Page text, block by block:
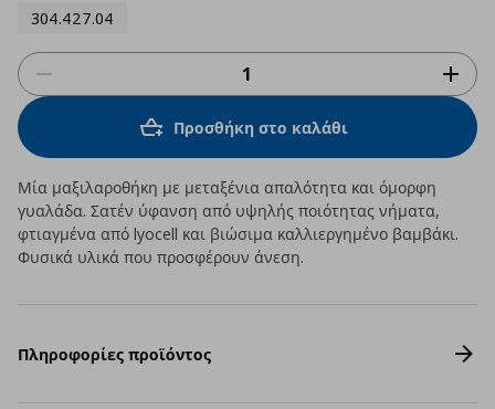
304.427.04
Προσθήκη στο καλάθι
Μία μαξιλαροθήκη με μεταξένια απαλότητα και όμορφη
γυαλάδα. Σατέν ύφανση από υψηλής ποιότητας νήματα,
φτιαγμένα από lyocell και βιώσιμα καλλιεργημένο βαμβάκι.
Φυσικά υλικά που προσφέρουν άνεση.
Πληροφορίες προϊόντος